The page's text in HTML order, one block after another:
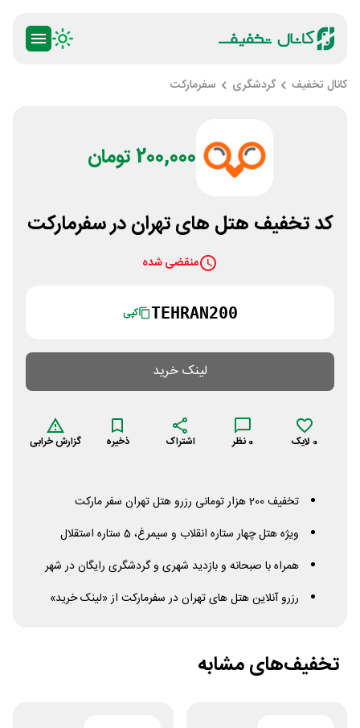
کانال تخفیف گردشگری سفرمارکت
200,000 تومان
کد تخفیف هتل های تهران در سفرمارکت
منقضی شده
TEHRAN200 کپی
لینک خرید
0 لایک 0 نظر اشتراک ذخیره گزارش خرابی
تخفیف 200 هزار تومانی رزرو هتل تهران سفر مارکت
ویژه هتل چهار ستاره انقلاب و سیمرغ، 5 ستاره استقلال
همراه با صبحانه و بازدید شهری و گردشگری رایگان در شهر
رزرو آنلاین هتل های تهران در سفرمارکت از «لینک خرید»
تخفیف‌های مشابه